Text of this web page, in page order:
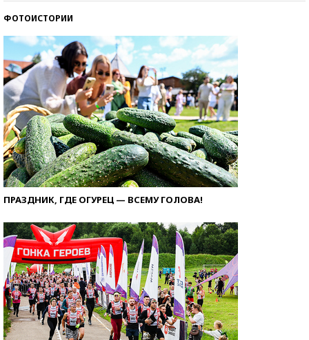
ФОТОИСТОРИИ
ПРАЗДНИК, ГДЕ ОГУРЕЦ — ВСЕМУ ГОЛОВА!